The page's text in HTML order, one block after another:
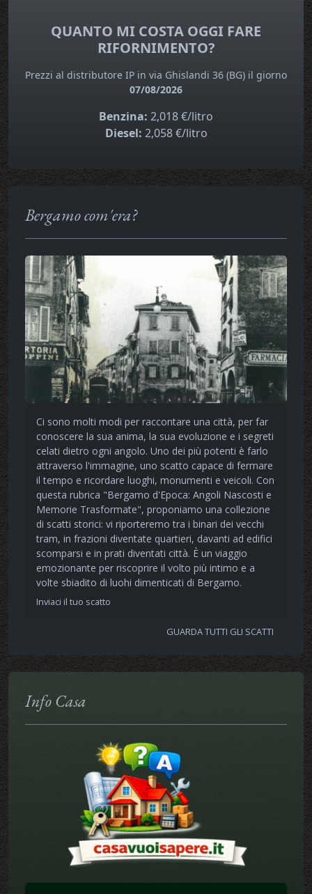
QUANTO MI COSTA OGGI FARE
RIFORNIMENTO?
Prezzi al distributore IP in via Ghislandi 36 (BG) il giorno
07/08/2026
Benzina: 2,018 €/litro
Diesel: 2,058 €/litro
Bergamo com'era?
Ci sono molti modi per raccontare una città, per far
conoscere la sua anima, la sua evoluzione e i segreti
celati dietro ogni angolo. Uno dei più potenti è farlo
attraverso l'immagine, uno scatto capace di fermare
il tempo e ricordare luoghi, monumenti e veicoli. Con
questa rubrica "Bergamo d'Epoca: Angoli Nascosti e
Memorie Trasformate", proponiamo una collezione
di scatti storici: vi riporteremo tra i binari dei vecchi
tram, in frazioni diventate quartieri, davanti ad edifici
scomparsi e in prati diventati città. È un viaggio
emozionante per riscoprire il volto più intimo e a
volte sbiadito di luohi dimenticati di Bergamo.
Inviaci il tuo scatto
GUARDA TUTTI GLI SCATTI
Info Casa